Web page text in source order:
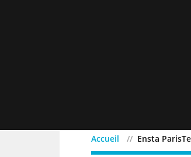
Accueil Ensta
Ensta